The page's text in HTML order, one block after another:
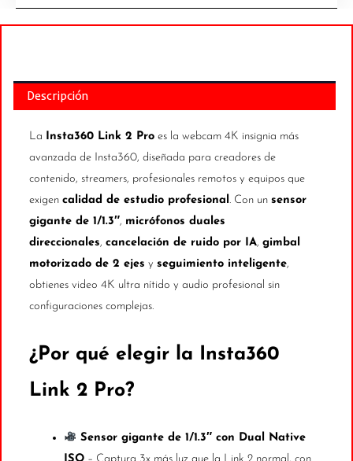
4K
Flagship
1/1.3",
Micrófonos
Direccionales
y
IA
para
Streaming
Profesional
cantidad
Descripción
La Insta360 Link 2 Pro es la webcam 4K insignia más
avanzada de Insta360, diseñada para creadores de
contenido, streamers, profesionales remotos y equipos que
exigen calidad de estudio profesional. Con un sensor
gigante de 1/1.3″, micrófonos duales
direccionales, cancelación de ruido por IA, gimbal
motorizado de 2 ejes y seguimiento inteligente,
obtienes video 4K ultra nítido y audio profesional sin
configuraciones complejas.
¿Por qué elegir la Insta360
Link 2 Pro?
Sensor gigante de 1/1.3″ con Dual Native